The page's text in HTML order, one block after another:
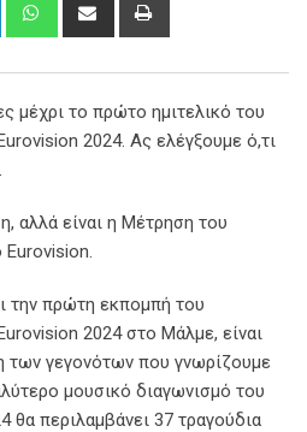
μέχρι το πρώτο ημιτελικό του
2024. Ας ελέγξουμε ό,τι
αλλά είναι η Μέτρηση του
Eurovision.
την πρώτη εκπομπή του
2024 στο Μάλμε, είναι
των γεγονότων που γνωρίζουμε
μουσικό διαγωνισμό του
περιλαμβάνει 37 τραγούδια